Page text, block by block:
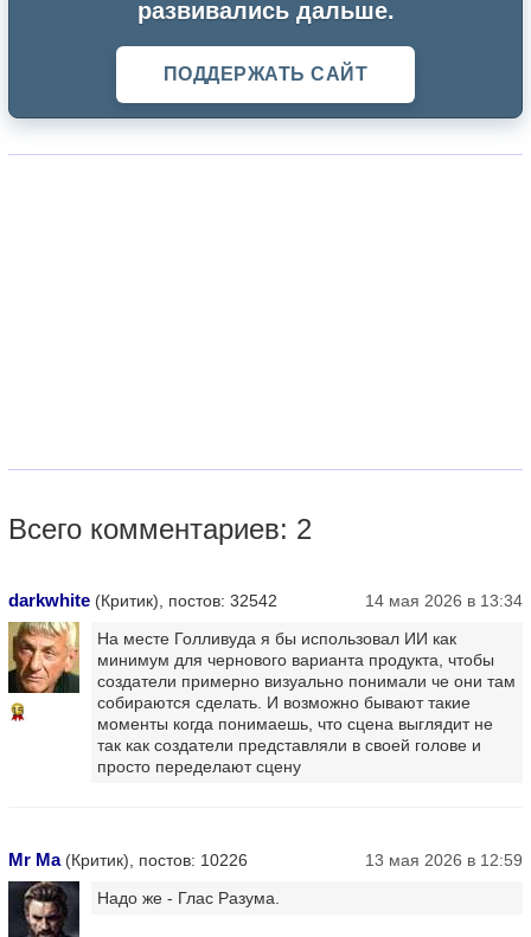
развивались дальше.
ПОДДЕРЖАТЬ САЙТ
Всего комментариев: 2
darkwhite (Критик), постов: 32542 14 мая 2026 в 13:34
15
На месте Голливуда я бы использовал ИИ как
минимум для чернового варианта продукта, чтобы
создатели примерно визуально понимали че они там
собираются сделать. И возможно бывают такие
моменты когда понимаешь, что сцена выглядит не
так как создатели представляли в своей голове и
просто переделают сцену
Mr Ma(Критик), постов: 10226 13 мая 2026 в 12:59
Надо же - Глас Разума.